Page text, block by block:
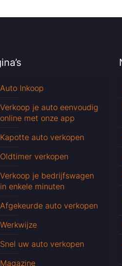
Auto Inkoop
Verkoop je auto eenvoudig
online met onze app
Kapotte auto verkopen
Oldtimer verkopen
Verkoop je bedrijfswagen
in enkele minuten
Afgekeurde auto verkopen
Werkwijze
Snel uw auto verkopen
Magazine